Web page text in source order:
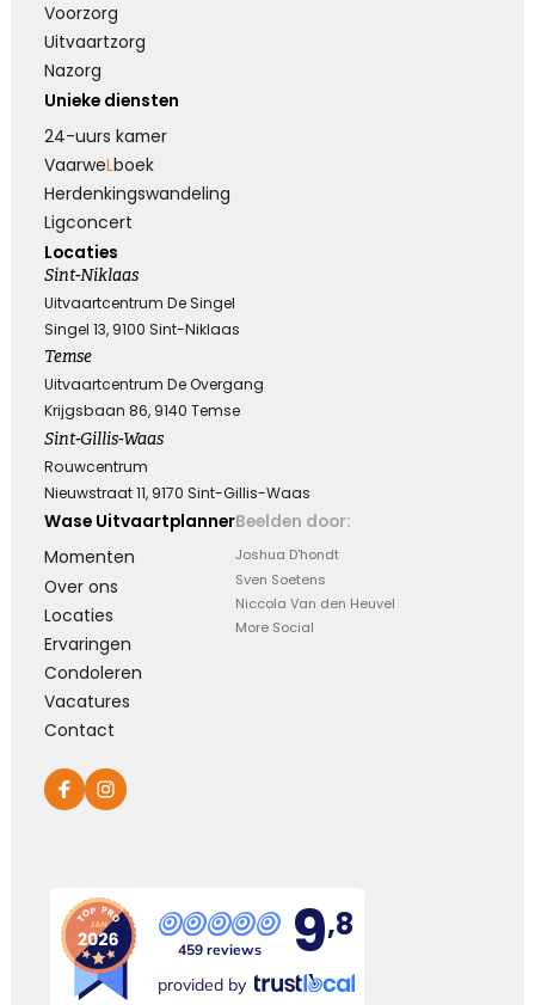
Koester de vele mooie momenten die jullie
hebben gehad, kijk terug met een lach en een
traan.
Kies dit gedicht
Loslaten zonder spijt
Loslaten is achterom kijken zonder spijt, en
vooruit kijken zonder verwachtingen ...
Kies dit gedicht
Leegte en herinneringen
Een stoel blijft leeg. Een stem blijft zwijgen. Maar
in ons hart zullen de herinneringen voor altijd
blijven.
Kies dit gedicht
Moeilijk te uiten
Kies dit gedicht
Voorzorg
Uitvaartzorg
Nazorg
Unieke diensten
24-uurs kamer
VaarweLboek
Herdenkings­wandeling
Ligconcert
Locaties
Sint-Niklaas
Uitvaartcentrum De Singel
Singel 13, 9100 Sint-Niklaas
Temse
Uitvaartcentrum De Overgang
Krijgsbaan 86, 9140 Temse
Sint-Gillis-Waas
Rouwcentrum
Nieuwstraat 11, 9170 Sint-Gillis-Waas
Wase Uitvaartplanner
Momenten
Over ons
Locaties
Ervaringen
Condoleren
Vacatures
Contact
Beelden door:
Joshua D'hondt
Sven Soetens
Niccola Van den Heuvel
More Social
459 reviews 9,8
provided by